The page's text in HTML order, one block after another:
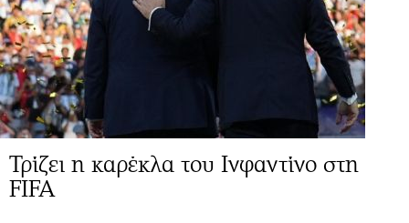
Τρίζει η καρέκλα του Ινφαντίνο στη
FIFA